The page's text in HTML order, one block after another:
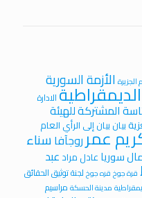
الجزيرة الأزمة السورية
الديمقراطيةالادارة
المشتركة للهيئة
بيان بيان إلى الرأي العام
عمرروجآفاسناء
سورياعادل مرادعبد
قرة جوخ قره جوخ لجنة توثيق الحقائق
مدينة الحسكة مراسيم